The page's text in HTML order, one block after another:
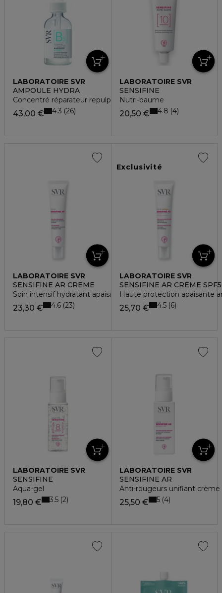
LABORATOIRE SVR
AMPOULE HYDRA
Concentré réparateur repulpant anti-rides
43,00 € 4.3 26
LABORATOIRE SVR
SENSIFINE
Nutri-baume
20,50 € 4.8 4
LABORATOIRE SVR
SENSIFINE AR CREME
Soin intensif hydratant apaisant anti-rougeurs
23,30 € 4.6 23
Exclusivité
LABORATOIRE SVR
SENSIFINE AR CRÈME
Haute protection apaisante
25,70 € 4.5 6
LABORATOIRE SVR
SENSIFINE
Aqua-gel
19,80 € 3.5 2
LABORATOIRE SVR
SENSIFINE AR
Anti-rougeurs unifiant
25,50 € 5 4